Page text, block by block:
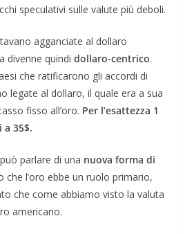
speculativi sulle valute più deboli.
agganciate al dollaro
divenne quindi dollaro-centrico.
che ratificarono gli accordi di
legate al dollaro, il quale era a sua
fisso all’oro. Per l’esattezza 1
a 35$.
parlare di una nuova forma di
che l’oro ebbe un ruolo primario,
che come abbiamo visto la valuta
americano.